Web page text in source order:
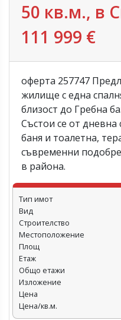
50 кв.м., в
111 999 €
оферта 257747
жилище с една
близост до Гребна
Състои се от дневна
баня и тоалетна,
съвременни
в района.
Тип имот
Вид
Строителство
Местоположение
Площ
Етаж
Общо етажи
Изложение
Цена
Цена/кв.м.